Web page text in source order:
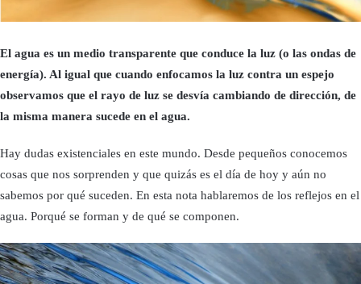
El agua es un medio transparente que conduce la luz (o las ondas de
energía). Al igual que cuando enfocamos la luz contra un espejo
observamos que el rayo de luz se desvía cambiando de dirección, de
la misma manera sucede en el agua.
Hay dudas existenciales en este mundo. Desde pequeños conocemos
cosas que nos sorprenden y que quizás es el día de hoy y aún no
sabemos por qué suceden. En esta nota hablaremos de los reflejos en el
agua. Porqué se forman y de qué se componen.